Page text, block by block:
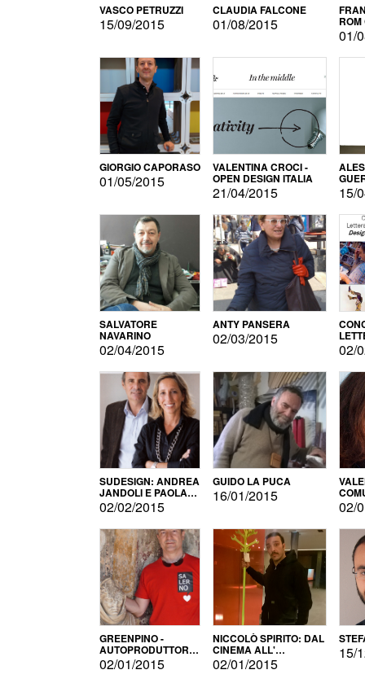
VASCO PETRUZZI
15/09/2015
CLAUDIA FALCONE
01/08/2015
01/
GIORGIO CAPORASO
01/05/2015
VALENTINA CROCI -
OPEN DESIGN ITALIA
21/04/2015 15/
SALVATORE
NAVARINO
02/04/2015
ANTY PANSERA
02/03/2015
02/
SUDESIGN: ANDREA
JANDOLI E PAOLA
PISAPIA
02/02/2015
GUIDO LA PUCA
16/01/2015
02/
GREENPINO -
AUTOPRODUTTORE
PER AMORE
02/01/2015
NICCOLÒ SPIRITO: DAL
CINEMA ALL'
AUTOPRODUZIONE
02/01/2015
15/